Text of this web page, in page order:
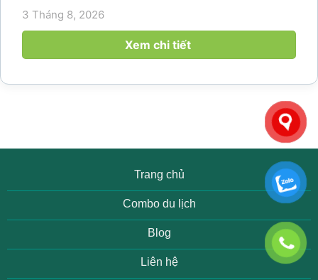
hoạch khám phá vùng đất thiên nhiên nổi tiếng
làng yên bình, thác...
3 Tháng 8, 2026
Xem chi tiết
Trang chủ
Combo du lịch
Blog
Liên hệ